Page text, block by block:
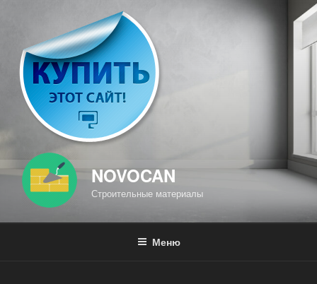
содержимому
NOVOCAN
Строительные материалы
Меню